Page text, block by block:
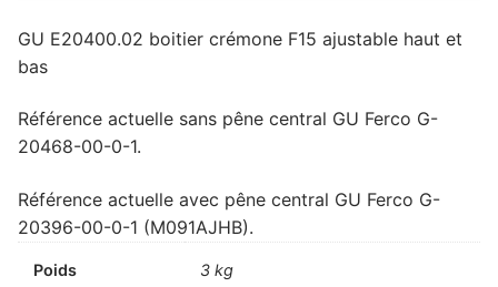
GU E20400.02 boitier crémone F15 ajustable haut et
bas
Référence actuelle sans pêne central GU Ferco G-
20468-00-0-1.
Référence actuelle avec pêne central GU Ferco G-
20396-00-0-1 (M091AJHB).
Poids 3 kg